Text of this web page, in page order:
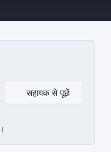
सहायक से पूछें